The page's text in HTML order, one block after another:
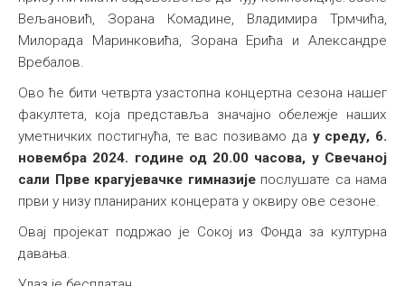
Вељановић, Зорана Комадине, Владимира Трмчића,
Милорада Маринковића, Зорана Ерића и Александре
Вребалов.
Ово ће бити четврта узастопна концертна сезона нашег
факултета, која представља значајно обележје наших
уметничких постигнућа, те вас позивамо да усреду, 6.
новембра 2024. године од 20.00 часова, у Свечаној
сали Прве крагујевачке гимназијепослушате са нама
први у низу планираних концерата у оквиру ове сезоне.
Овај пројекат подржао је Сокој из Фонда за културна
давања.